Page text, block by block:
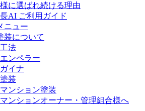
に選ばれ続ける理由
AI ご利用ガイド
ニュー
装について
法
ンペラー
イナ
装
ンション塗装
ンションオーナー・管理組合様へ